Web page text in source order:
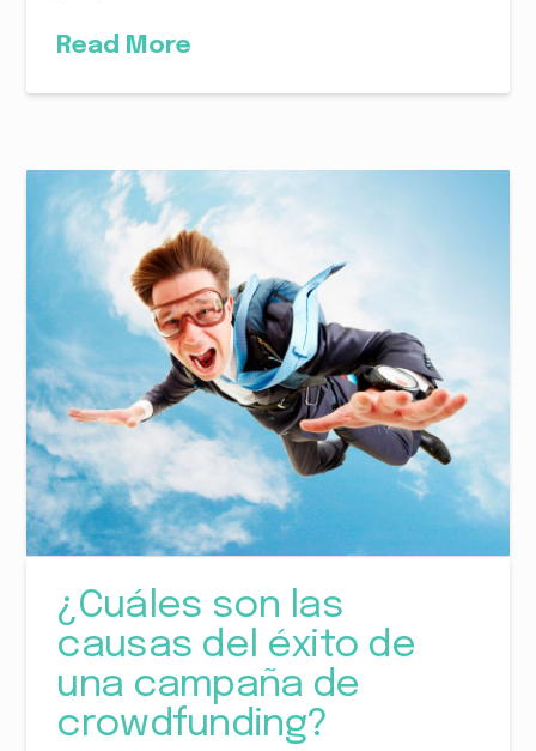
Read More
¿Cuáles son las
causas del éxito de
una campaña de
crowdfunding?